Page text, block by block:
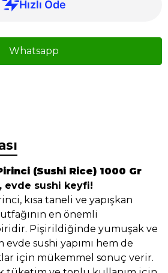
Whatsapp
(Sushi Rice) 1000 Gr
evde sushi keyfi!
kısa taneli ve yapışkan
en önemli
Pişirildiğinde yumuşak ve
evde sushi yapımı hem de
için mükemmel sonuç verir.